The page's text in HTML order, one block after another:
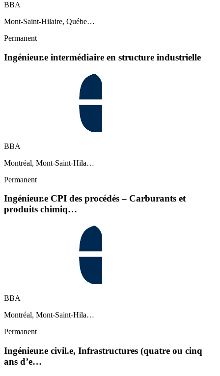
BBA
Mont-Saint-Hilaire, Québe…
Permanent
Ingénieur.e intermédiaire en structure industrielle
BBA
Montréal, Mont-Saint-Hila…
Permanent
Ingénieur.e CPI des procédés – Carburants et
produits chimiq…
BBA
Montréal, Mont-Saint-Hila…
Permanent
Ingénieur.e civil.e, Infrastructures (quatre ou cinq
ans d’e…